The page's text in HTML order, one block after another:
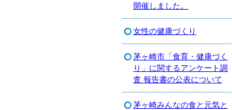
開催しました。
女性の健康づくり
茅ヶ崎市「食育・健康づく
り」に関するアンケート調
査 報告書の公表について
茅ヶ崎みんなの食と元気と